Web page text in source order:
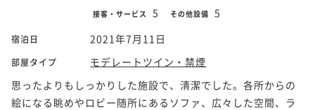
接客・サービス 5 その他設備 5
宿泊日 2021年7月11日
部屋タイプ
モデレートツイン・禁煙
思ったよりもしっかりした施設で、清潔でした。各所からの
絵になる眺めやロビー随所にあるソファ、広々した空間、ラ